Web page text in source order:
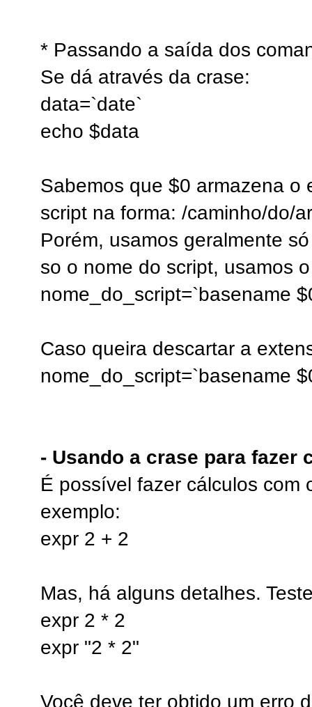
* Passando a saída dos
Se dá através da crase:
data=`date`
echo $data
Sabemos que $0 armazena o
script na forma: /caminho/do/
Porém, usamos geralmente
so o nome do script, usamos
nome_do_script=`basename
Caso queira descartar a
nome_do_script=`basename
- Usando a crase para fazer
É possível fazer cálculos com
exemplo:
expr 2 + 2
Mas, há alguns detalhes.
expr 2 * 2
expr "2 * 2"
Você deve ter obtido um erro